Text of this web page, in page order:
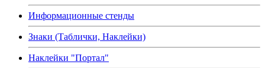
Информационные стенды
Знаки (Таблички, Наклейки)
Наклейки "Портал"